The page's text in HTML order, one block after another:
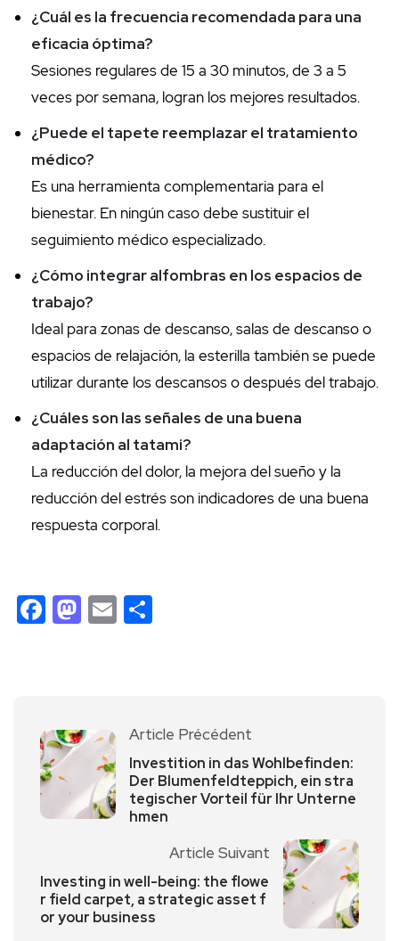
¿Cuál es la frecuencia recomendada para una
eficacia óptima?
Sesiones regulares de 15 a 30 minutos, de 3 a 5
veces por semana, logran los mejores resultados.
¿Puede el tapete reemplazar el tratamiento
médico?
Es una herramienta complementaria para el
bienestar. En ningún caso debe sustituir el
seguimiento médico especializado.
¿Cómo integrar alfombras en los espacios de
trabajo?
Ideal para zonas de descanso, salas de descanso o
espacios de relajación, la esterilla también se puede
utilizar durante los descansos o después del trabajo.
¿Cuáles son las señales de una buena
adaptación al tatami?
La reducción del dolor, la mejora del sueño y la
reducción del estrés son indicadores de una buena
respuesta corporal.
Facebook
Mastodon
Email
Article Précédent
Investition in das Wohlbefinden:
Der Blumenfeldteppich, ein stra
tegischer Vorteil für Ihr Unterne
hmen
Article Suivant
Investing in well-being: the flowe
r field carpet, a strategic asset f
or your business